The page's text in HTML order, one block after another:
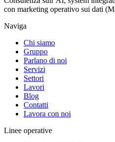
con marketing operativo sui dati
Naviga
Chi siamo
Gruppo
Parlano di noi
Servizi
Settori
Lavori
Blog
Contatti
Lavora con noi
Linee operative